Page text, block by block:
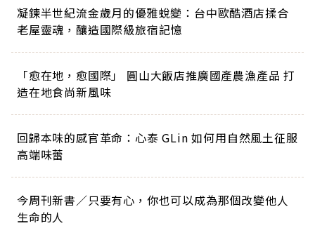
凝鍊半世紀流金歲月的優雅蛻變：台中歐酷酒店揉合
老屋靈魂，釀造國際級旅宿記憶
「愈在地，愈國際」 圓山大飯店推廣國產農漁產品 打
造在地食尚新風味
回歸本味的感官革命：心泰 GLin 如何用自然風土征服
高端味蕾
今周刊新書／只要有心，你也可以成為那個改變他人
生命的人